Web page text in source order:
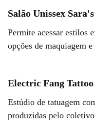
Salão Unissex Sara's
Permite acessar estilos
opções de maquiagem
Electric Fang Tattoo
Estúdio de tatuagem
produzidas pelo